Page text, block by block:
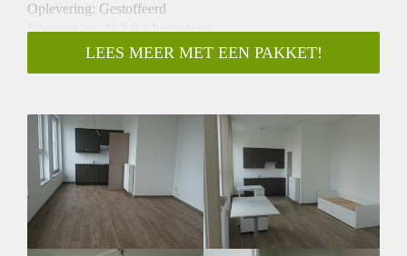
Oplevering: Gestoffeerd
Inkomen eis: Ja 2,9 x bruto huur
Garantiestelling mogelijk: Ja
Borg: 1 maand
Gedeelde keuken: Nee
Gedeelde Douche: Nee
Gedeelde woonkamer: Nee
Huisgenoten: Nee
Geslacht huisgenoten: N.v.t.
LEES MEER MET EEN PAKKET!